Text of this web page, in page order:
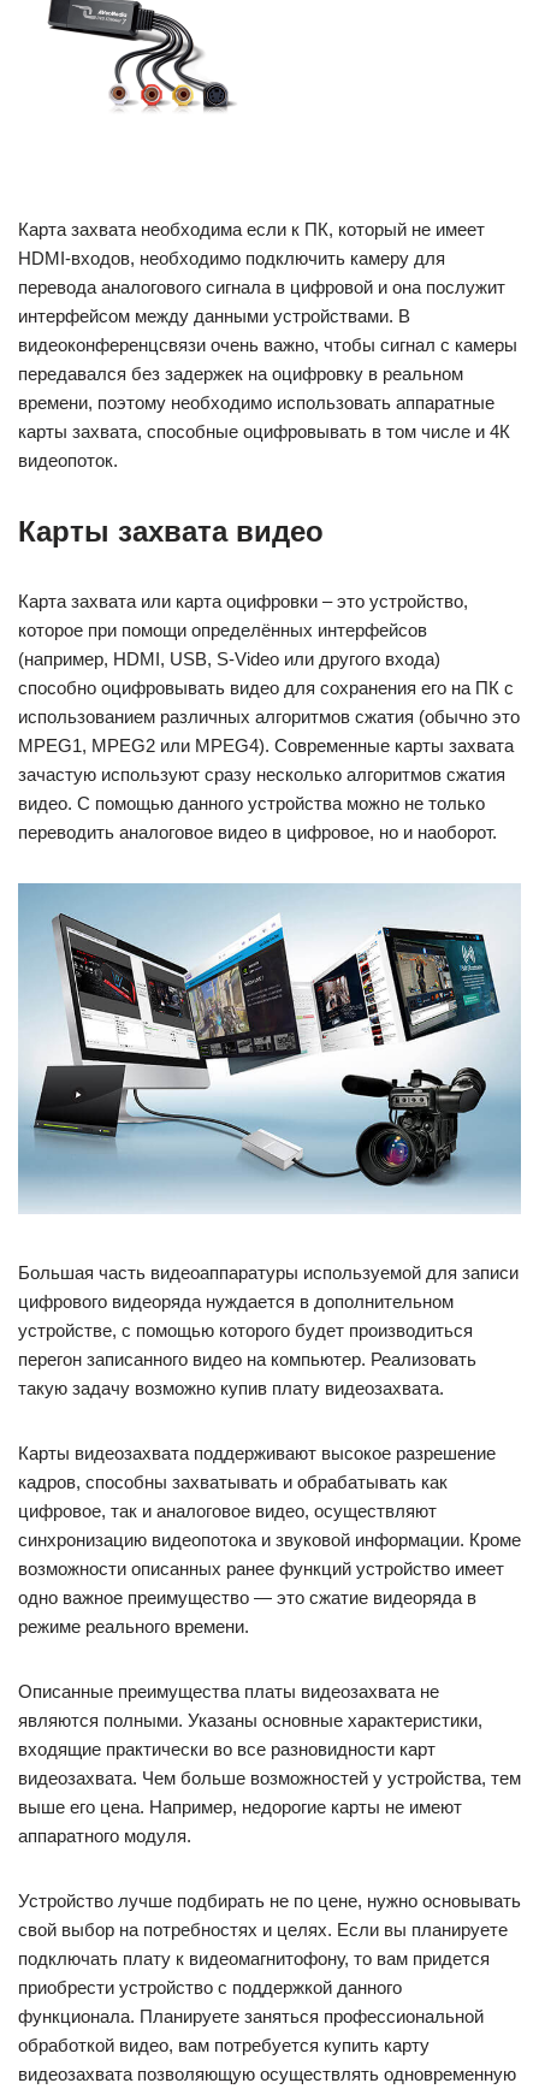
Карта захвата необходима если к ПК, который не имеет
HDMI-входов, необходимо подключить камеру для
перевода аналогового сигнала в цифровой и она послужит
интерфейсом между данными устройствами. В
видеоконференцсвязи очень важно, чтобы сигнал с камеры
передавался без задержек на оцифровку в реальном
времени, поэтому необходимо использовать аппаратные
карты захвата, способные оцифровывать в том числе и 4К
видеопоток.
Карты захвата видео
Карта захвата или карта оцифровки – это устройство,
которое при помощи определённых интерфейсов
(например, HDMI, USB, S-Video или другого входа)
способно оцифровывать видео для сохранения его на ПК с
использованием различных алгоритмов сжатия (обычно это
MPEG1, MPEG2 или MPEG4). Современные карты захвата
зачастую используют сразу несколько алгоритмов сжатия
видео. С помощью данного устройства можно не только
переводить аналоговое видео в цифровое, но и наоборот.
Большая часть видеоаппаратуры используемой для записи
цифрового видеоряда нуждается в дополнительном
устройстве, с помощью которого будет производиться
перегон записанного видео на компьютер. Реализовать
такую задачу возможно купив плату видеозахвата.
Карты видеозахвата поддерживают высокое разрешение
кадров, способны захватывать и обрабатывать как
цифровое, так и аналоговое видео, осуществляют
синхронизацию видеопотока и звуковой информации. Кроме
возможности описанных ранее функций устройство имеет
одно важное преимущество — это сжатие видеоряда в
режиме реального времени.
Описанные преимущества платы видеозахвата не
являются полными. Указаны основные характеристики,
входящие практически во все разновидности карт
видеозахвата. Чем больше возможностей у устройства, тем
выше его цена. Например, недорогие карты не имеют
аппаратного модуля.
Устройство лучше подбирать не по цене, нужно основывать
свой выбор на потребностях и целях. Если вы планируете
подключать плату к видеомагнитофону, то вам придется
приобрести устройство с поддержкой данного
функционала. Планируете заняться профессиональной
обработкой видео, вам потребуется купить карту
видеозахвата позволяющую осуществлять одновременную